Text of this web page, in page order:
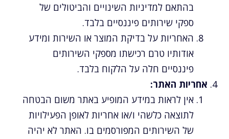
בהתאם למדיניות השינויים והביטולים של
ספקי שירותים פיננסיים בלבד.
האחריות על בדיקת המוצר או השירות ומידע
אודותיו טרם רכישתו מספקי השירותים
פיננסיים חלה על הלקוח בלבד.
אחריות האתר:
אין לראות במידע המופיע באתר משום הבטחה
לתוצאה כלשהי ו/או אחריות לאופן הפעילויות
של השירותים המפורסמים בו. האתר לא יהיה